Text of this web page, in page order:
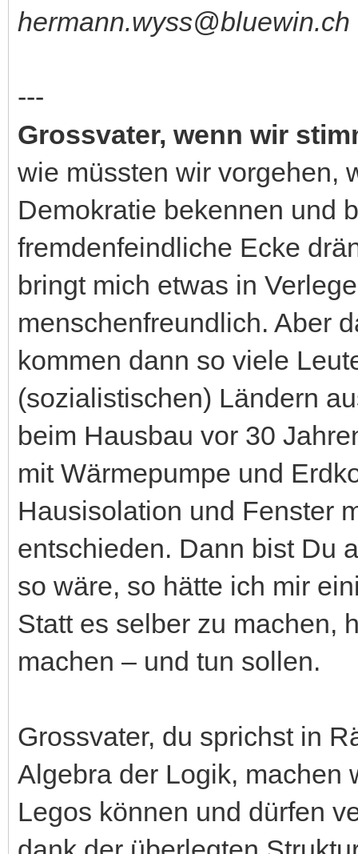
hermann.wyss@bluewin.ch
---
Grossvater, wenn wir
wie müssten wir vorgehen,
Demokratie bekennen und
fremdenfeindliche Ecke
bringt mich etwas in
menschenfreundlich. Aber
kommen dann so viele
(sozialistischen) Ländern
beim Hausbau vor 30
mit Wärmepumpe und
Hausisolation und Fenster
entschieden. Dann bist Du
so wäre, so hätte ich mir
Statt es selber zu machen,
machen – und tun sollen.
Grossvater, du sprichst in
Algebra der Logik, machen
Legos können und dürfen